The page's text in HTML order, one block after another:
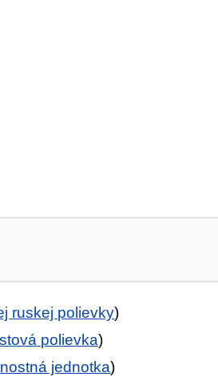
ruskej polievky)
polievka)
jednotka)